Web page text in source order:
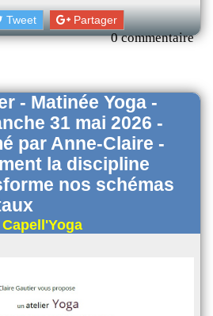
Tweet Partager
0 commentaire
- Matinée Yoga -
31 mai 2026 -
par Anne-Claire -
la discipline
nos schémas